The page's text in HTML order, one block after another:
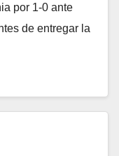
por 1-0 ante
de entregar la